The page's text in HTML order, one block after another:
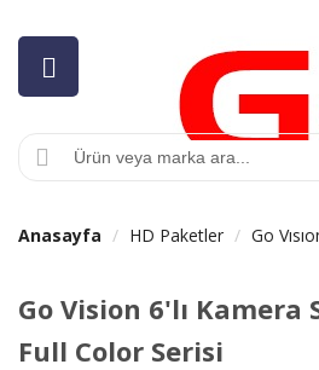
Anasayfa HD Paketler Go
Go Vision 6'lı Kamera
Full Color Serisi